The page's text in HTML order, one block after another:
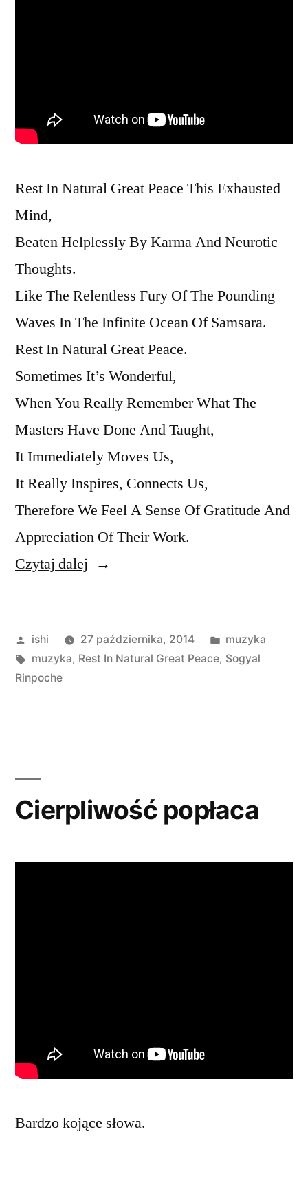
Rest In Natural Great Peace This Exhausted
Mind,
Beaten Helplessly By Karma And Neurotic
Thoughts.
Like The Relentless Fury Of The Pounding
Waves In The Infinite Ocean Of Samsara.
Rest In Natural Great Peace.
Sometimes It’s Wonderful,
When You Really Remember What The
Masters Have Done And Taught,
It Immediately Moves Us,
It Really Inspires, Connects Us,
Therefore We Feel A Sense Of Gratitude And
Appreciation Of Their Work.
Czytaj dalej „Rest
Great
Opublikowane
przez
ishi 27 października, 2014
Opublikowano
w
muzyka
Tagi:
muzyka, Rest In Natural Great Peace, Sogyal
Rinpoche
Cierpliwość popłaca
Bardzo kojące słowa.